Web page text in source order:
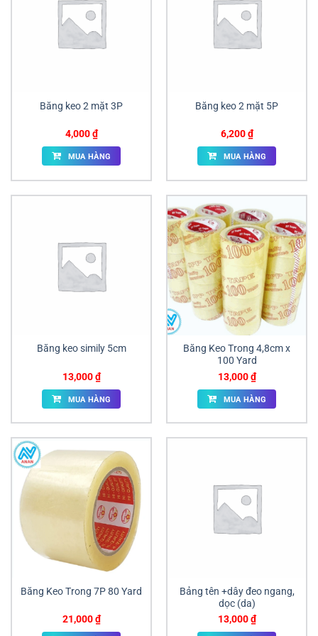
Băng keo 2 mặt 3P
4,000₫
MUA HÀNG
Băng keo 2 mặt 5P
6,200₫
MUA HÀNG
Băng keo simily 5cm
13,000₫
MUA HÀNG
Băng Keo Trong 4,8cm x
100 Yard
13,000₫
MUA HÀNG
Băng Keo Trong 7P 80 Yard
21,000₫
Bảng tên +dây đeo ngang,
dọc (da)
13,000₫